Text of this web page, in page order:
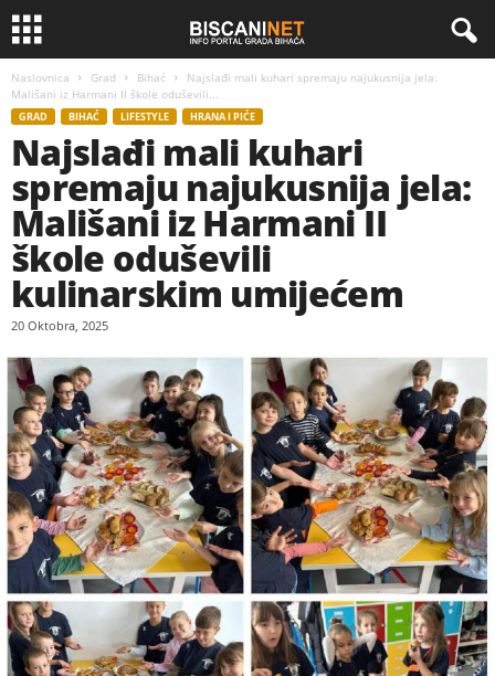
Naslovnica Grad Bihać
Najslađi mali kuhari spremaju najukusnija jela:
Mališani iz Harmani II škole oduševili...
GRAD BIHAĆ LIFESTYLE HRANA I PIĆE
Najslađi mali kuhari
spremaju najukusnija jela:
Mališani iz Harmani II
škole oduševili
kulinarskim umijećem
20 Oktobra, 2025